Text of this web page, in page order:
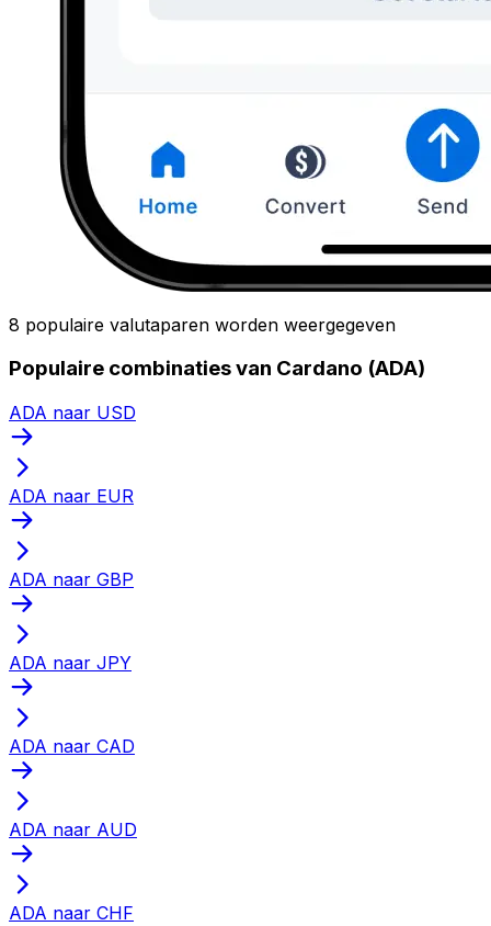
8 populaire valutaparen worden weergegeven
Populaire combinaties van Cardano (ADA)
ADA naar USD
ADA naar EUR
ADA naar GBP
ADA naar JPY
ADA naar CAD
ADA naar AUD
ADA naar CHF